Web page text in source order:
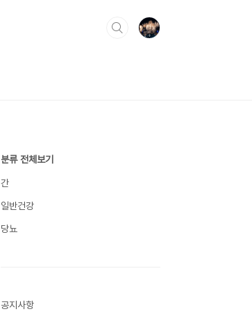
분류 전체보기
간
일반건강
당뇨
공지사항